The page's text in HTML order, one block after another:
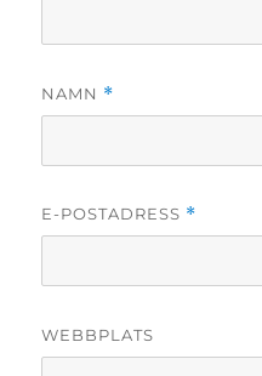
NAMN *
E-POSTADRESS *
WEBBPLATS